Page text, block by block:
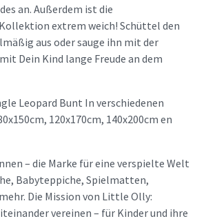
an. Außerdem ist die
extrem weich! Schüttel den
aus oder sauge ihn mit der
Dein Kind lange Freude an dem
Leopard Bunt In verschiedenen
120x170cm, 140x200cm en
– die Marke für eine verspielte Welt
Babyteppiche, Spielmatten,
Die Mission von Little Olly:
vereinen – für Kinder und ihre